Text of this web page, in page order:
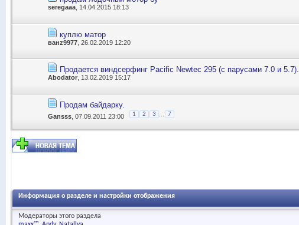
seregaaa , 14.04.2015 18:13
куплю матор
ванz9977 , 26.02.2019 12:20
Продается виндсерфинг Pacific Newtec 295 (с парусами 7.0 и 5.7).
Abodator , 13.02.2019 15:17
Продам байдарку.
Gansss , 07.09.2011 23:00 1 2 3 7
Информация о разделе и настройки отображения
Модераторы этого раздела